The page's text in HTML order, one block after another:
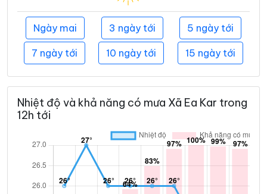
Ngày mai 3 ngày tới 5 ngày tới
7 ngày tới 10 ngày tới 15 ngày tới
Nhiệt độ và khả năng có mưa Xã Ea Kar trong
12h tới